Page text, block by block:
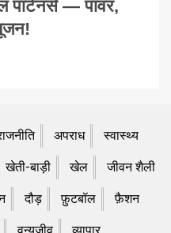
— पावर,
अपराध स्वास्थ्य
खेती-बाड़ी खेल जीवन शैली
दौड़ फ़ुटबॉल फ़ैशन